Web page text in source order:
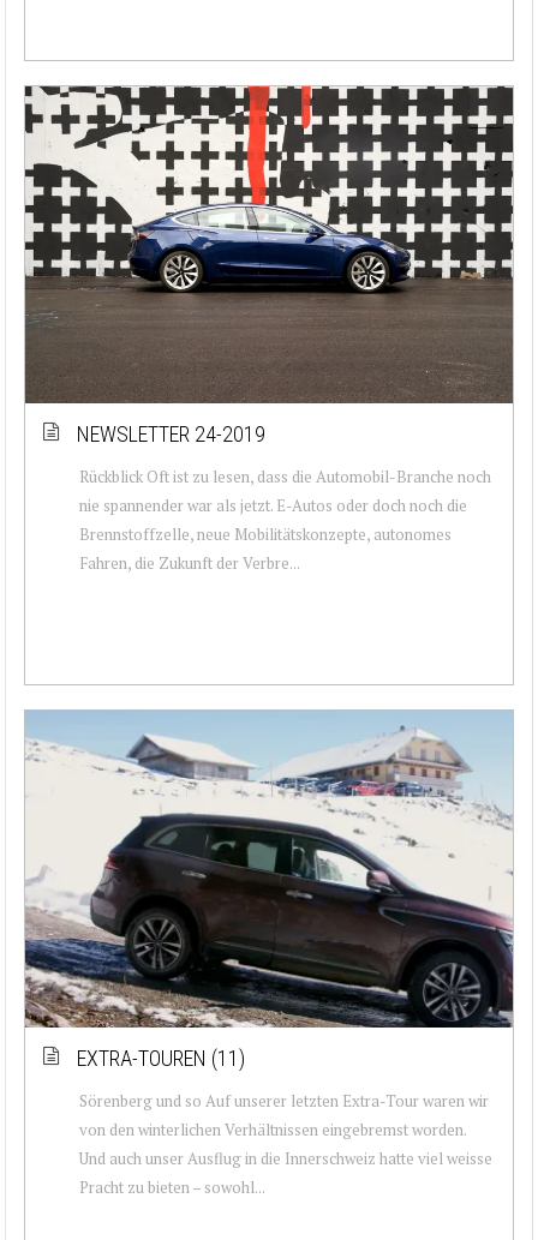
NEWSLETTER 24-2019
Rückblick Oft ist zu lesen, dass die Automobil-Branche noch
nie spannender war als jetzt. E-Autos oder doch noch die
Brennstoffzelle, neue Mobilitätskonzepte, autonomes
Fahren, die Zukunft der Verbre...
EXTRA-TOUREN (11)
Sörenberg und so Auf unserer letzten Extra-Tour waren wir
von den winterlichen Verhältnissen eingebremst worden.
Und auch unser Ausflug in die Innerschweiz hatte viel weisse
Pracht zu bieten – sowohl...